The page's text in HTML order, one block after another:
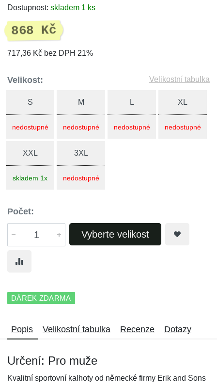
Dostupnost: skladem 1 ks
868 Kč
717,36 Kč bez DPH 21%
Velikost: Velikostní tabulka
S
nedostupné
M
nedostupné
L
nedostupné
XL
nedostupné
XXL
skladem 1x
3XL
nedostupné
Počet:
Vyberte velikost
DÁREK ZDARMA
Popis Velikostní tabulka Recenze Dotazy
Určení: Pro muže
Kvalitní sportovní kalhoty od německé firmy Erik and Sons